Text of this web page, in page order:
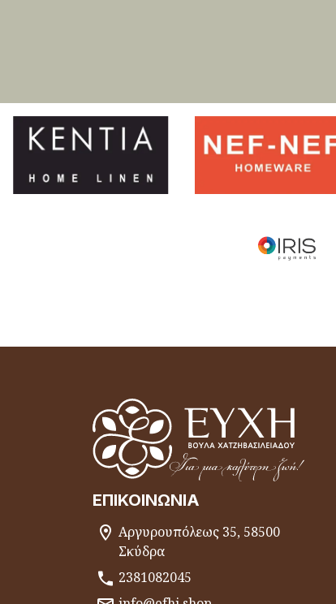
ΕΠΙΚΟΙΝΩΝΊΑ
Αργυρουπόλεως 35, 58500
Σκύδρα
2381082045